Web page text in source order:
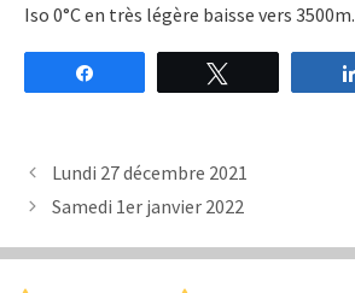
Iso 0°C en très légère baisse vers
Lundi 27 décembre 2021
Samedi 1er janvier 2022